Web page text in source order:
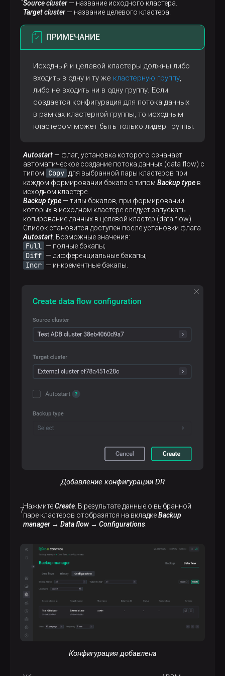
SELECT * FROM best_books;
Результат:
id |   author   |         title         |
----+------------+-----------------------
1 | Harper Lee | To Kill a Mockingbird |
Source cluster— название исходного кластера.
Target cluster— название целевого кластера.
ПРИМЕЧАНИЕ
Исходный и целевой кластеры должны либо
входить в одну и ту же кластерную группу,
либо не входить ни в одну группу. Если
создается конфигурация для потока данных
в рамках кластерной группы, то исходным
кластером может быть только лидер группы.
Autostart— флаг, установка которого означает
автоматическое создание потока данных (data flow) с
типом
Copy для выбранной пары кластеров при
каждом формировании бэкапа с типом Backup type в
исходном кластере.
Backup type— типы бэкапов, при формировании
которых в исходном кластере следует запускать
копирование данных в целевой кластер (data flow).
Список становится доступен после установки флага
Autostart . Возможные значения:
Full — полные бэкапы;
Diff — дифференциальные бэкапы;
Incr — инкрементные бэкапы.
Добавление конфигурации DR
НажмитеCreate . В результате данные о выбранной
паре кластеров отобразятся на вкладкеBackup
manager → Data flow → Configurations
Конфигурация добавлена